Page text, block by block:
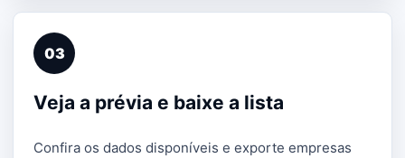
03
Veja a prévia e baixe a lista
Confira os dados disponíveis e exporte empresas